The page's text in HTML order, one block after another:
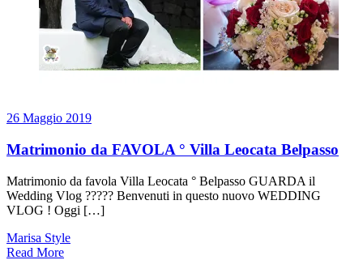
26 Maggio 2019
Matrimonio da FAVOLA ° Villa Leocata Belpasso
Matrimonio da favola Villa Leocata ° Belpasso GUARDA il
Wedding Vlog ????? Benvenuti in questo nuovo WEDDING
VLOG ! Oggi […]
Marisa Style
Read More